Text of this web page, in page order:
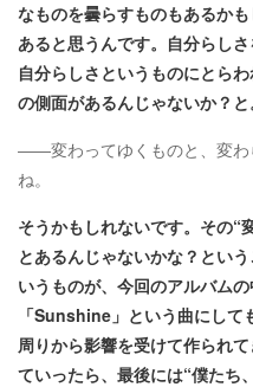
なものを曇らすものもあるか
あると思うんです。自分らし
自分らしさというものにとら
の側面があるんじゃないか？と
――変わってゆくものと、変わ
ね。
そうかもしれないです。その“
とあるんじゃないかな？とい
いうものが、今回のアルバム
「Sunshine」という曲にして
周りから影響を受けて作られ
ていったら、最後には“僕たち